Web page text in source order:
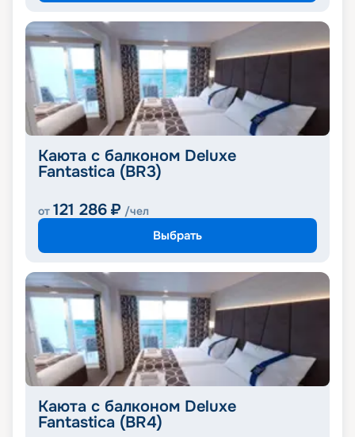
Каюта с балконом Deluxe
Fantastica (BR3)
от 121 286 ₽ /чел
Выбрать
Каюта с балконом Deluxe
Fantastica (BR4)